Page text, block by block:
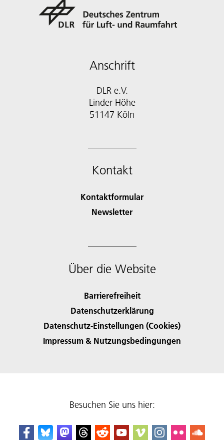
Anschrift
DLR e.V.
Linder Höhe
51147 Köln
Kontakt
Kontaktformular
Newsletter
Über die Website
Barrierefreiheit
Datenschutzerklärung
Datenschutz-Einstellungen (Cookies)
Impressum & Nutzungsbedingungen
Besuchen Sie uns hier: